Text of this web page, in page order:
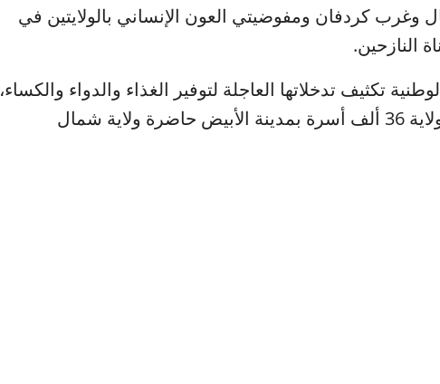
وغرب كردفان ومفوضيتي العون الإنساني بالولايتين في
النازحين.
تكثيف تدخلاتها العاجلة لتوفير الغذاء والدواء والكساء،
فى ظل تجاوز أعداد النازحين بالولاية 36 ألف أسرة بمدينة الأبيض حاضرة ولاية شمال